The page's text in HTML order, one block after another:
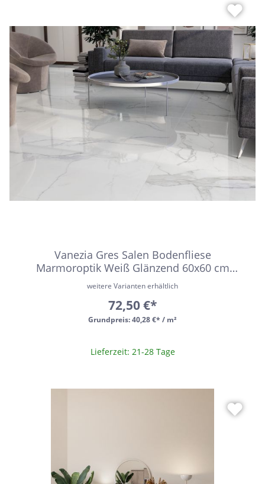
Vanezia Gres Salen Bodenfliese
Marmoroptik Weiß Glänzend 60x60 cm
rektifiziert
Grundpreis:40,28 €* / m²
weitere Varianten erhältlich
72,50 €*
Lieferzeit: 21-28 Tage